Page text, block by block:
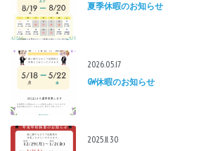
夏季休暇のお知らせ
2026.05.17
GW休暇のお知らせ
2025.11.30